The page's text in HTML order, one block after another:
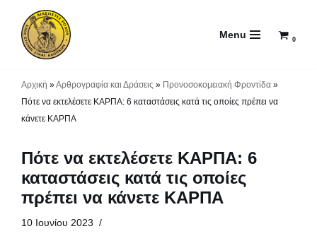
Μεταπηδήστε
Menu 0
Αρχική »Αρθρογραφία και Δράσεις » Προνοσοκομειακή Φροντίδα »
Πότε να εκτελέσετε ΚΑΡΠΑ: 6 καταστάσεις κατά τις οποίες πρέπει να
κάνετε ΚΑΡΠΑ
Πότε να εκτελέσετε ΚΑΡΠΑ: 6
καταστάσεις κατά τις οποίες
πρέπει να κάνετε ΚΑΡΠΑ
10 Ιουνίου 2023